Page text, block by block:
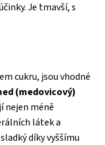
Je tmavší, s
cukru, jsou vhodné
(medovicový)
nejen méně
látek a
díky vyššímu